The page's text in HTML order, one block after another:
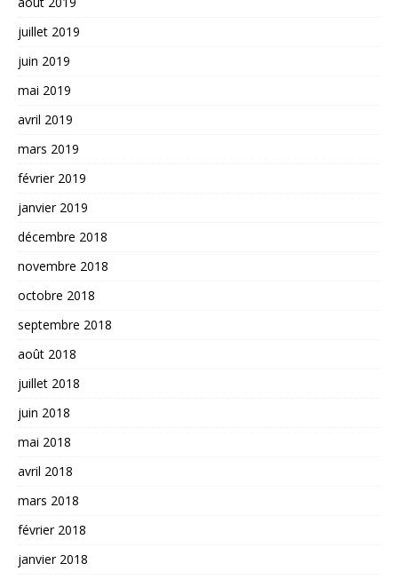
juillet 2019
juin 2019
mai 2019
avril 2019
mars 2019
février 2019
janvier 2019
décembre 2018
novembre 2018
octobre 2018
septembre 2018
août 2018
juillet 2018
juin 2018
mai 2018
avril 2018
mars 2018
février 2018
janvier 2018